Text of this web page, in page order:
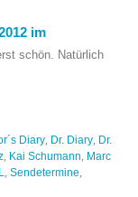
im
schön. Natürlich
Diary, Dr. Diary, Dr.
, Kai Schumann, Marc
, Sendetermine,